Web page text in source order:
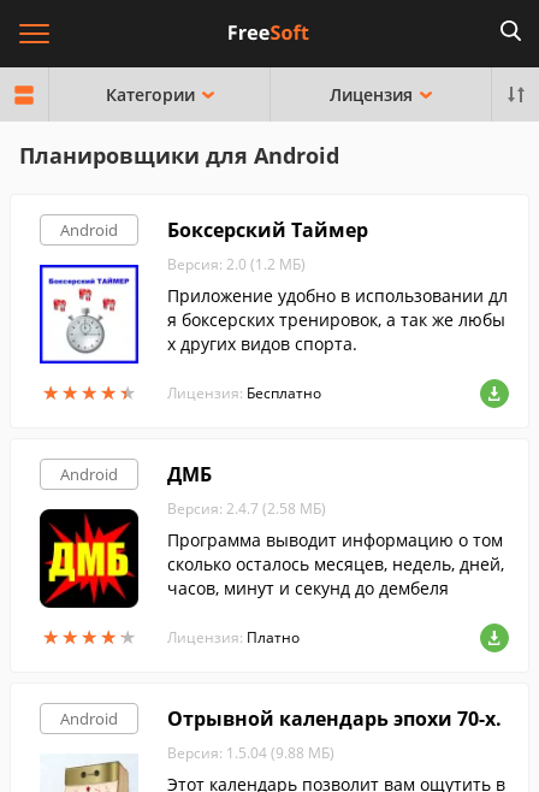
Категории Лицензия
Планировщики для Android
Android
★★★★★
★★★★★
Боксерский Таймер
Версия: 2.0 (1.2 МБ)
Приложение удобно в использовании дл
я боксерских тренировок, а так же любы
х других видов спорта.
Лицензия: Бесплатно
Android
★★★★★
★★★★★
ДМБ
Версия: 2.4.7 (2.58 МБ)
Программа выводит информацию о том
сколько осталось месяцев, недель, дней,
часов, минут и секунд до дембеля
Лицензия: Платно
Android Отрывной календарь эпохи 70-х.
Версия: 1.5.04 (9.88 МБ)
Этот календарь позволит вам ощутить в